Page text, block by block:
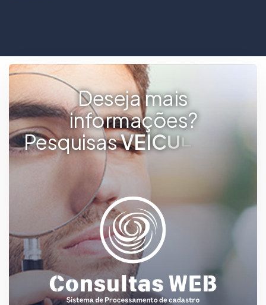
Deseja mais
informações?
PesquisasVEICUL ES